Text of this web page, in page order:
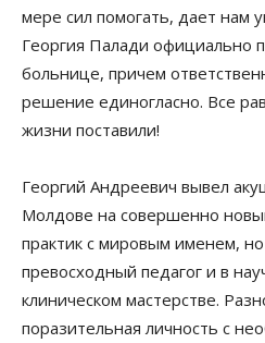
мере сил помогать, дает нам
Георгия Палади официально
больнице, причем
решение единогласно. Все
жизни поставили!
Георгий Андреевич вывел
Молдове на совершенно
практик с мировым именем,
превосходный педагог и в
клиническом мастерстве.
поразительная личность с